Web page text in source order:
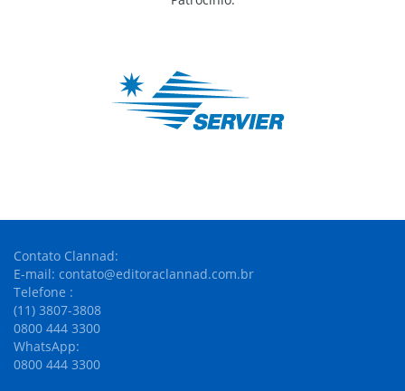
Contato Clannad:
E-mail: contato@editoraclannad.com.br
Telefone :
(11) 3807-3808
0800 444 3300
WhatsApp:
0800 444 3300